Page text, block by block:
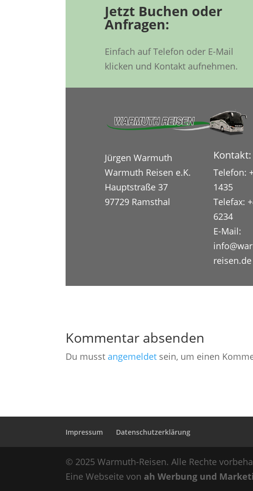
Jetzt Buchen oder
Anfragen:
Einfach auf Telefon oder E-Mail
klicken und Kontakt aufnehmen.
Jürgen Warmuth
Warmuth Reisen e.K.
Hauptstraße 37
97729 Ramsthal
Kontakt:
Telefon:
1435
Telefax:
6234
E-Mail:
reisen.de
Kommentar absenden
Du musst angemeldet sein, um einen
Impressum Datenschutzerklärung
© 2025 Warmuth-Reisen. Alle Rechte
Eine Webseite von ah Werbung und